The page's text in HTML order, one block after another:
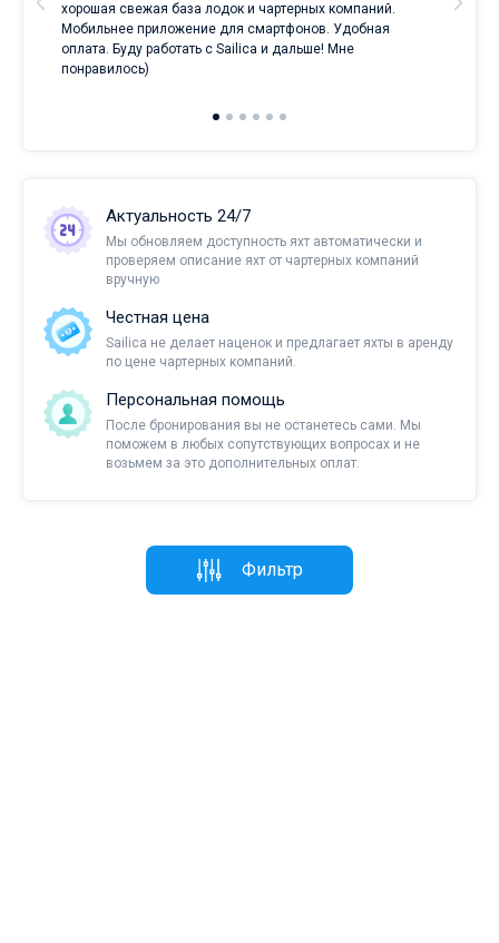
хорошая свежая база лодок и чартерных компаний.
Мобильнее приложение для смартфонов. Удобная
оплата. Буду работать с Sailica и дальше! Мне
понравилось)
Актуальность 24/7
Мы обновляем доступность яхт автоматически и
проверяем описание яхт от чартерных компаний
вручную
Честная цена
Sailica не делает наценок и предлагает яхты в аренду
по цене чартерных компаний.
Персональная помощь
После бронирования вы не останетесь сами. Мы
поможем в любых сопутствующих вопросах и не
возьмем за это дополнительных оплат.
Фильтр